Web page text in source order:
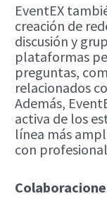
EventEX
creación de
discusión y
plataformas
preguntas,
relacionados
Además,
activa de los
línea más
con